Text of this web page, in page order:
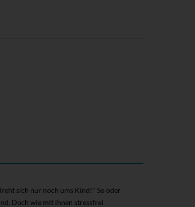
sich nur noch ums Kind!" So oder
Doch wie mit ihnen stressfrei